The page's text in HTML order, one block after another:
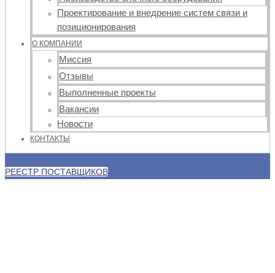
Проектирование и внедрение систем связи и
позиционирования
О КОМПАНИИ
Миссия
Отзывы
Выполненные проекты
Вакансии
Новости
КОНТАКТЫ
РЕЕСТР ПОСТАВЩИКОВ